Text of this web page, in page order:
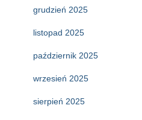
grudzień 2025
listopad 2025
październik 2025
wrzesień 2025
sierpień 2025